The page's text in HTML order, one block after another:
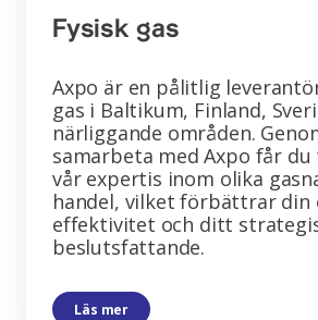
Fysisk gas
Axpo är en pålitlig
gas i Baltikum, Finland,
närliggande områden.
samarbeta med Axpo får
vår expertis inom olika
handel, vilket förbättrar din
effektivitet och ditt
beslutsfattande.
Läs mer